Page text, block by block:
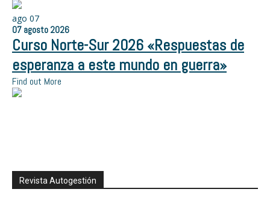
ago 07
07 agosto 2026
Curso Norte-Sur 2026 «Respuestas de
esperanza a este mundo en guerra»
Find out More
Revista Autogestión